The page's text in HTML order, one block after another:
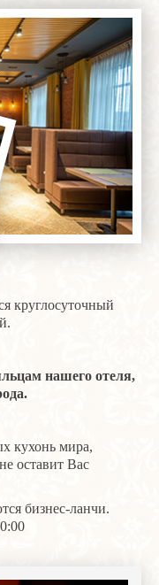
круглосуточный
нашего отеля,
кухонь мира,
оставит Вас
бизнес-ланчи.